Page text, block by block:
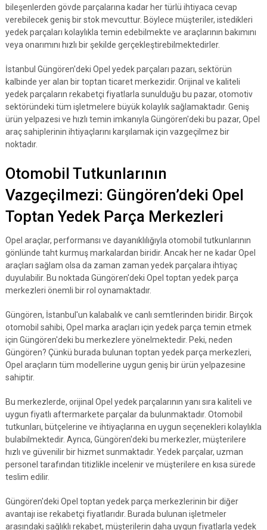
bileşenlerden gövde parçalarına kadar her türlü ihtiyaca cevap
verebilecek geniş bir stok mevcuttur. Böylece müşteriler, istedikleri
yedek parçaları kolaylıkla temin edebilmekte ve araçlarının bakımını
veya onarımını hızlı bir şekilde gerçekleştirebilmektedirler.
İstanbul Güngören'deki Opel yedek parçaları pazarı, sektörün
kalbinde yer alan bir toptan ticaret merkezidir. Orijinal ve kaliteli
yedek parçaların rekabetçi fiyatlarla sunulduğu bu pazar, otomotiv
sektöründeki tüm işletmelere büyük kolaylık sağlamaktadır. Geniş
ürün yelpazesi ve hızlı temin imkanıyla Güngören'deki bu pazar, Opel
araç sahiplerinin ihtiyaçlarını karşılamak için vazgeçilmez bir
noktadır.
Otomobil Tutkunlarının
Vazgeçilmezi: Güngören’deki Opel
Toptan Yedek Parça Merkezleri
Opel araçlar, performansı ve dayanıklılığıyla otomobil tutkunlarının
gönlünde taht kurmuş markalardan biridir. Ancak her ne kadar Opel
araçları sağlam olsa da zaman zaman yedek parçalara ihtiyaç
duyulabilir. Bu noktada Güngören'deki Opel toptan yedek parça
merkezleri önemli bir rol oynamaktadır.
Güngören, İstanbul'un kalabalık ve canlı semtlerinden biridir. Birçok
otomobil sahibi, Opel marka araçları için yedek parça temin etmek
için Güngören'deki bu merkezlere yönelmektedir. Peki, neden
Güngören? Çünkü burada bulunan toptan yedek parça merkezleri,
Opel araçların tüm modellerine uygun geniş bir ürün yelpazesine
sahiptir.
Bu merkezlerde, orijinal Opel yedek parçalarının yanı sıra kaliteli ve
uygun fiyatlı aftermarkete parçalar da bulunmaktadır. Otomobil
tutkunları, bütçelerine ve ihtiyaçlarına en uygun seçenekleri kolaylıkla
bulabilmektedir. Ayrıca, Güngören'deki bu merkezler, müşterilere
hızlı ve güvenilir bir hizmet sunmaktadır. Yedek parçalar, uzman
personel tarafından titizlikle incelenir ve müşterilere en kısa sürede
teslim edilir.
Güngören'deki Opel toptan yedek parça merkezlerinin bir diğer
avantajı ise rekabetçi fiyatlarıdır. Burada bulunan işletmeler
arasındaki sağlıklı rekabet, müşterilerin daha uygun fiyatlarla yedek